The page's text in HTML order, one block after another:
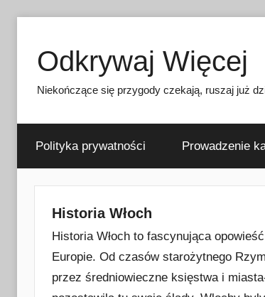
treściOdkrywaj Więcej
Niekończące się przygody czekają, ruszaj już
Polityka prywatności Prowadzenie
Historia Włoch
Historia Włoch to fascynująca
Europie. Od czasów starożytnego
przez średniowieczne księstwa i